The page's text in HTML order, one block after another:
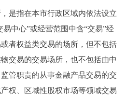
回到顶部
指在本市行政区域内依法设立
易中心”或经营范围中含“交易”经
者权益类交易的场所，但不包括
交易的交易场所，也不包括由中
管职责的从事金融产品交易的交
权、区域性股权市场等领域交易